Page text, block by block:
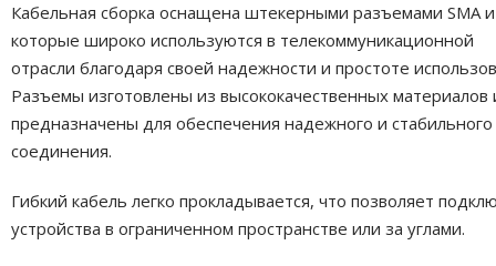
Кабельная сборка оснащена штекерными разъемами SMA и
которые широко используются в телекоммуникационной
отрасли благодаря своей надежности и простоте
Разъемы изготовлены из высококачественных материалов
предназначены для обеспечения надежного и стабильного
соединения.
Гибкий кабель легко прокладывается, что позволяет
устройства в ограниченном пространстве или за углами.